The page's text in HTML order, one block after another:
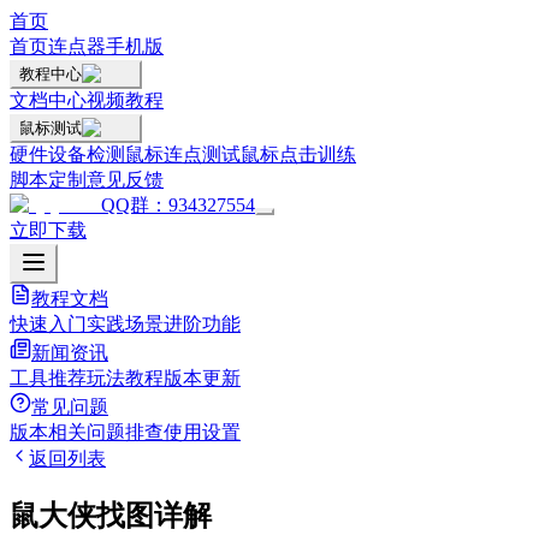
首页
首页连点器手机版
教程中心
文档中心视频教程
鼠标测试
硬件设备检测 鼠标连点测试鼠标点击训练
脚本定制 意见反馈
QQ群：934327554
立即下载
教程文档
快速入门实践场景进阶功能
新闻资讯
工具推荐玩法教程版本更新
常见问题
版本相关问题排查使用设置
返回列表
鼠大侠找图详解